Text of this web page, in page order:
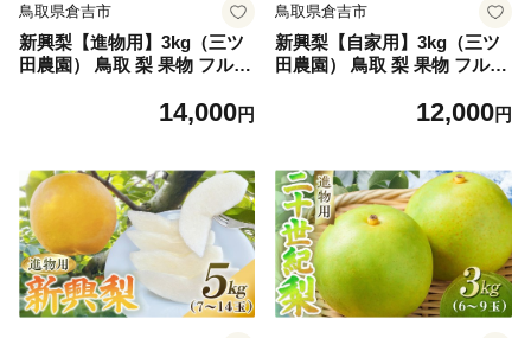
鳥取県倉吉市
新興梨【進物用】3kg（三ツ
田農園） 鳥取 梨 果物 フルー
人気 甘い 進物 贈答用14,000円
鳥取県倉吉市
新興梨【自家用】3kg（三ツ
田農園） 鳥取 梨 果物 フルー
12,000円